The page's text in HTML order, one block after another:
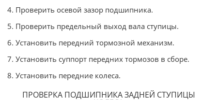
4. Проверить осевой зазор подшипника.
5. Проверить предельный выход вала ступицы.
6. Установить передний тормозной механизм.
7. Установить суппорт передних тормозов в сборе.
8. Установить передние колеса.
ПРОВЕРКА ПОДШИПНИКА ЗАДНЕЙ СТУПИЦЫ